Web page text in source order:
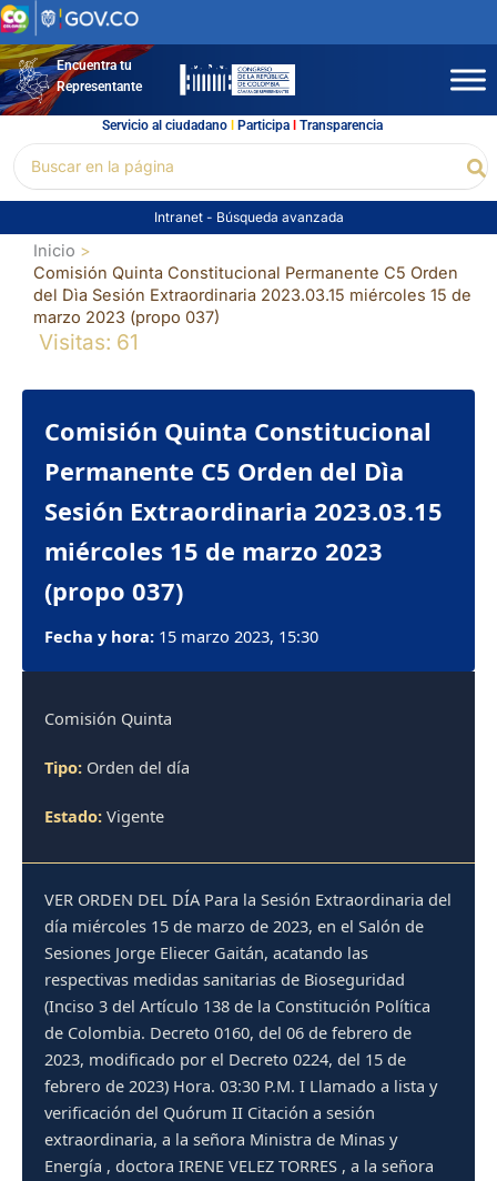
Ir
al
contenidoEncuentra tu
Representante
Servicio al ciudadano l Participal Transparencia
por:
Intranet - Búsqueda avanzada
Inicio
Comisión Quinta Constitucional Permanente C5 Orden
del Dìa Sesión Extraordinaria 2023.03.15 miércoles 15 de
marzo 2023 (propo 037)
Visitas: 61
Comisión Quinta Constitucional
Permanente C5 Orden del Dìa
Sesión Extraordinaria 2023.03.15
miércoles 15 de marzo 2023
(propo 037)
Fecha y hora: 15 marzo 2023, 15:30
Comisión Quinta
Tipo: Orden del día
Estado: Vigente
VER ORDEN DEL DÍA Para la Sesión Extraordinaria del
día miércoles 15 de marzo de 2023, en el Salón de
Sesiones Jorge Eliecer Gaitán, acatando las
respectivas medidas sanitarias de Bioseguridad
(Inciso 3 del Artículo 138 de la Constitución Política
de Colombia. Decreto 0160, del 06 de febrero de
2023, modificado por el Decreto 0224, del 15 de
febrero de 2023) Hora. 03:30 P.M. I Llamado a lista y
verificación del Quórum II Citación a sesión
extraordinaria, a la señora Ministra de Minas y
Energía , doctora IRENE VELEZ TORRES , a la señora